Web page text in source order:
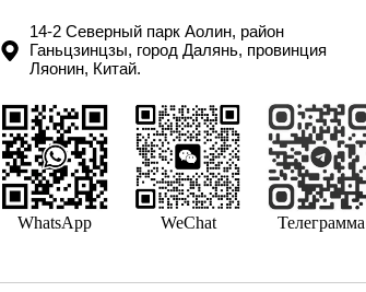
14-2 Северный парк Аолин, район
Ганьцзинцзы, город Далянь, провинция
Ляонин, Китай.
WhatsApp WeChat Телеграмма